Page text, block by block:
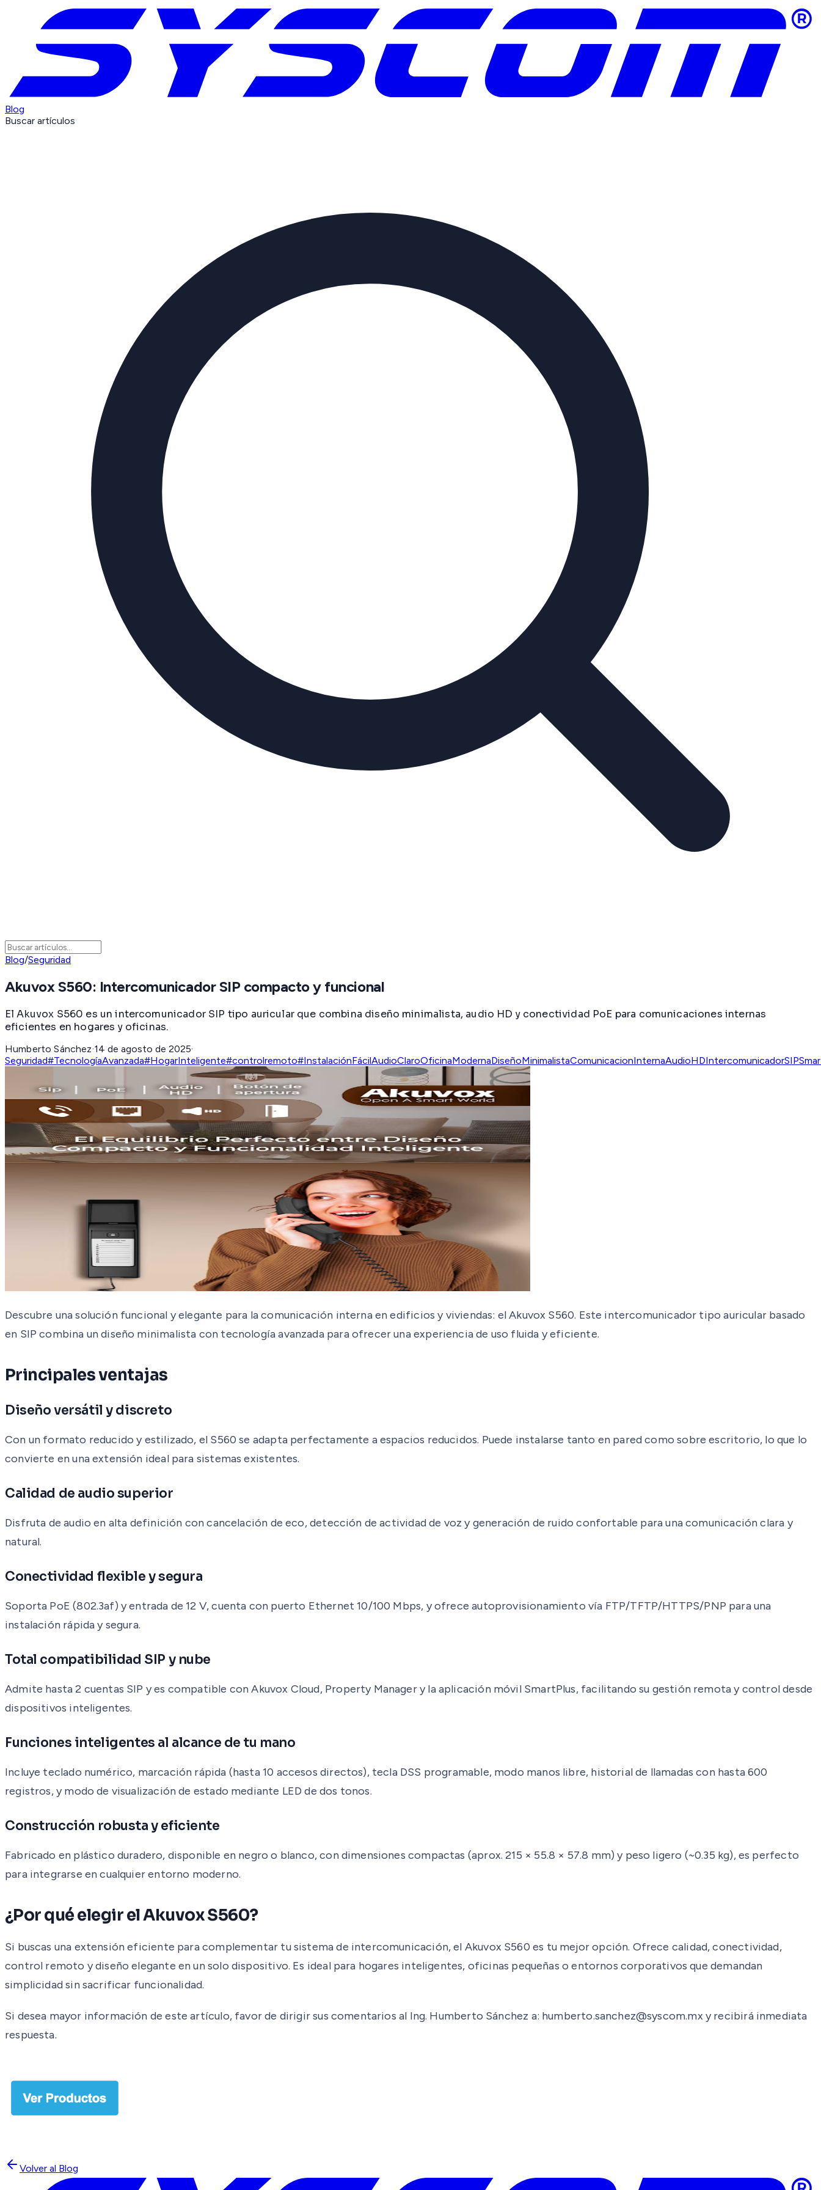
Blog
Buscar artículos
Blog/Seguridad
Akuvox S560: Intercomunicador SIP compacto y funcional
El Akuvox S560 es un intercomunicador SIP tipo auricular que combina diseño minimalista, audio HD y conectividad PoE para comunicaciones internas
eficientes en hogares y oficinas.
Humberto Sánchez·14 de agosto de 2025·
Seguridad#TecnologíaAvanzada#HogarInteligente#controlremoto#InstalaciónFácilAudioClaroOficinaModernaDiseñoMinimalistaComunicacionInternaAudioHDIntercomunicadorSIP
Descubre una solución funcional y elegante para la comunicación interna en edificios y viviendas: el Akuvox S560. Este intercomunicador tipo auricular basado
en SIP combina un diseño minimalista con tecnología avanzada para ofrecer una experiencia de uso fluida y eficiente.
Principales ventajas
Diseño versátil y discreto
Con un formato reducido y estilizado, el S560 se adapta perfectamente a espacios reducidos. Puede instalarse tanto en pared como sobre escritorio, lo que lo
convierte en una extensión ideal para sistemas existentes.
Calidad de audio superior
Disfruta de audio en alta definición con cancelación de eco, detección de actividad de voz y generación de ruido confortable para una comunicación clara y
natural.
Conectividad flexible y segura
Soporta PoE (802.3af) y entrada de 12 V, cuenta con puerto Ethernet 10/100 Mbps, y ofrece autoprovisionamiento vía FTP/TFTP/HTTPS/PNP para una
instalación rápida y segura.
Total compatibilidad SIP y nube
Admite hasta 2 cuentas SIP y es compatible con Akuvox Cloud, Property Manager y la aplicación móvil SmartPlus, facilitando su gestión remota y control desde
dispositivos inteligentes.
Funciones inteligentes al alcance de tu mano
Incluye teclado numérico, marcación rápida (hasta 10 accesos directos), tecla DSS programable, modo manos libre, historial de llamadas con hasta 600
registros, y modo de visualización de estado mediante LED de dos tonos.
Construcción robusta y eficiente
Fabricado en plástico duradero, disponible en negro o blanco, con dimensiones compactas (aprox. 215 × 55.8 × 57.8 mm) y peso ligero (~0.35 kg), es perfecto
para integrarse en cualquier entorno moderno.
¿Por qué elegir el Akuvox S560?
Si buscas una extensión eficiente para complementar tu sistema de intercomunicación, el Akuvox S560 es tu mejor opción. Ofrece calidad, conectividad,
control remoto y diseño elegante en un solo dispositivo. Es ideal para hogares inteligentes, oficinas pequeñas o entornos corporativos que demandan
simplicidad sin sacrificar funcionalidad.
Si desea mayor información de este artículo, favor de dirigir sus comentarios al Ing. Humberto Sánchez a: humberto.sanchez@syscom.mx y recibirá inmediata
respuesta.
Volver al Blog